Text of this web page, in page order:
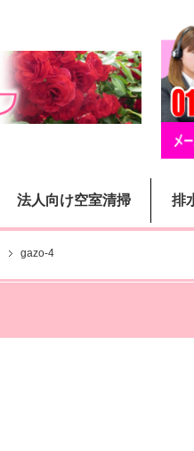
法人向け空室清掃 排
gazo-4